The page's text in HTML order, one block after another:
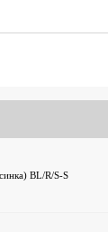
BL/R/S-S